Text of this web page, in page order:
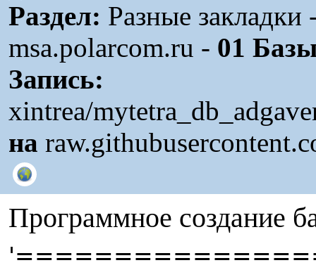
Раздел: Разные
msa.polarcom.ru - 01
Запись:
xintrea/
на
Программное создание